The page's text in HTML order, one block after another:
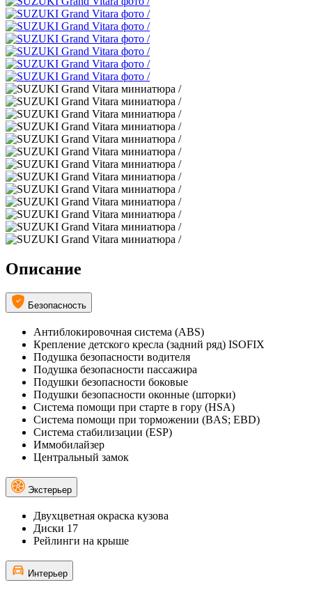
Описание
Безопасность
Антиблокировочная система (ABS)
Крепление детского кресла (задний ряд) ISOFIX
Подушка безопасности водителя
Подушка безопасности пассажира
Подушки безопасности боковые
Подушки безопасности оконные (шторки)
Система помощи при старте в гору (HSA)
Система помощи при торможении (BAS; EBD)
Система стабилизации (ESP)
Иммобилайзер
Центральный замок
Экстерьер
Двухцветная окраска кузова
Диски 17
Рейлинги на крыше
Интерьер